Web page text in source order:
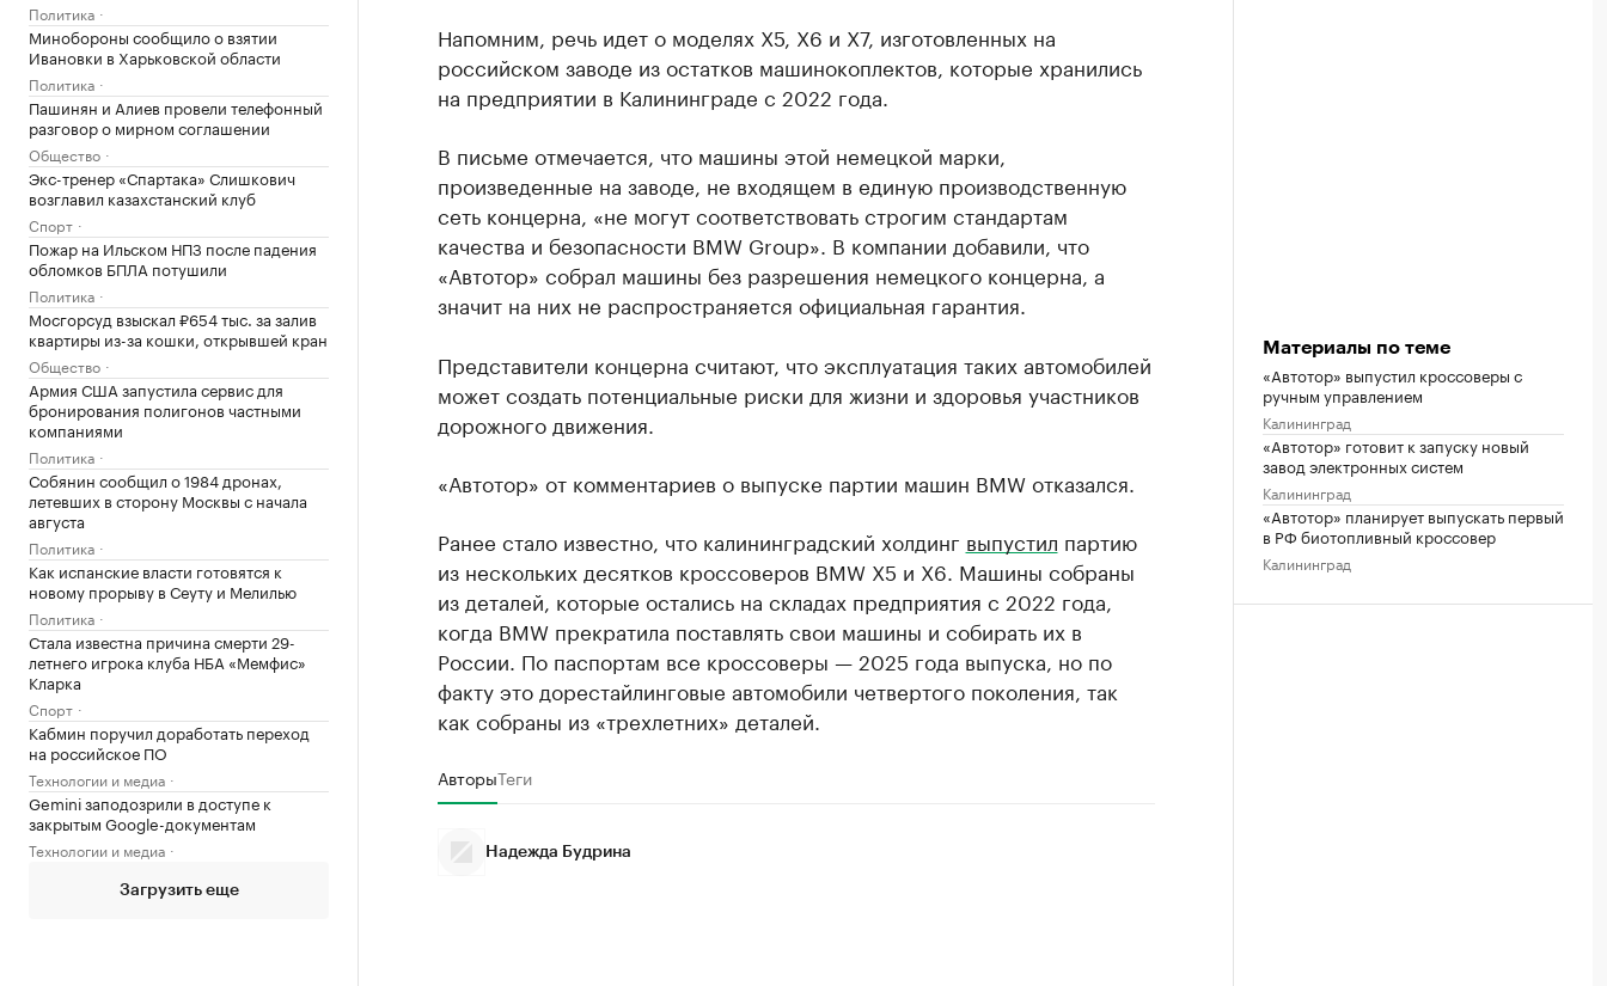
Политика
Минобороны сообщило о взятии
Ивановки в Харьковской области
Политика
Пашинян и Алиев провели телефонный
разговор о мирном соглашении
Общество
Экс-тренер «Спартака» Слишкович
возглавил казахстанский клуб
Спорт
Пожар на Ильском НПЗ после падения
обломков БПЛА потушили
Политика
Мосгорсуд взыскал ₽654 тыс. за залив
квартиры из-за кошки, открывшей кран
Общество
Армия США запустила сервис для
бронирования полигонов частными
компаниями
Политика
Собянин сообщил о 1984 дронах,
летевших в сторону Москвы с начала
августа
Политика
Как испанские власти готовятся к
новому прорыву в Сеуту и Мелилью
Политика
Стала известна причина смерти 29-
летнего игрока клуба НБА «Мемфис»
Кларка
Спорт
Кабмин поручил доработать переход
на российское ПО
Технологии и медиа
Gemini заподозрили в доступе к
закрытым Google-документам
Технологии и медиа
Загрузить еще
Напомним, речь идет о моделях Х5, Х6 и Х7, изготовленных на
российском заводе из остатков машинокоплектов, которые хранились
на предприятии в Калининграде с 2022 года.
В письме отмечается, что машины этой немецкой марки,
произведенные на заводе, не входящем в единую производственную
сеть концерна, «не могут соответствовать строгим стандартам
качества и безопасности BMW Group». В компании добавили, что
«Автотор» собрал машины без разрешения немецкого концерна, а
значит на них не распространяется официальная гарантия.
Представители концерна считают, что эксплуатация таких автомобилей
может создать потенциальные риски для жизни и здоровья участников
дорожного движения.
«Автотор» от комментариев о выпуске партии машин BMW отказался.
Ранее стало известно, что калининградский холдинг выпустил партию
из нескольких десятков кроссоверов BMW X5 и X6. Машины собраны
из деталей, которые остались на складах предприятия с 2022 года,
когда BMW прекратила поставлять свои машины и собирать их в
России. По паспортам все кроссоверы — 2025 года выпуска, но по
факту это дорестайлинговые автомобили четвертого поколения, так
как собраны из «трехлетних» деталей.
АвторыТеги
Надежда Будрина
Материалы по теме
«Автотор» выпустил кроссоверы с
ручным управлением
Калининград
«Автотор» готовит к запуску новый
завод электронных систем
Калининград
«Автотор» планирует выпускать первый
в РФ биотопливный кроссовер
Калининград